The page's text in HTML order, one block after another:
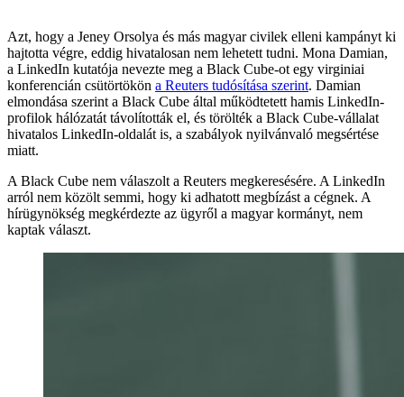
Azt, hogy a Jeney Orsolya és más magyar civilek elleni kampányt ki
hajtotta végre, eddig hivatalosan nem lehetett tudni. Mona Damian,
a LinkedIn kutatója nevezte meg a Black Cube-ot egy virginiai
konferencián csütörtökön a Reuters tudósítása szerint. Damian
elmondása szerint a Black Cube által működtetett hamis LinkedIn-
profilok hálózatát távolították el, és törölték a Black Cube-vállalat
hivatalos LinkedIn-oldalát is, a szabályok nyilvánvaló megsértése
miatt.
A Black Cube nem válaszolt a Reuters megkeresésére. A LinkedIn
arról nem közölt semmi, hogy ki adhatott megbízást a cégnek. A
hírügynökség megkérdezte az ügyről a magyar kormányt, nem
kaptak választ.